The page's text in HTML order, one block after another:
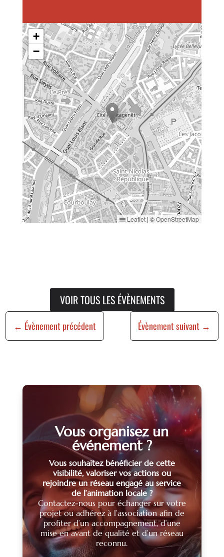
+
−
Leaflet |©OpenStreetMap
VOIR TOUS LES ÉVÈNEMENTS
← Évènement précédent Évènement suivant →
Vous organisez un
événement ?
Vous souhaitez bénéficier de cette
visibilité, valoriser vos actions ou
rejoindre un réseau engagé au service
de l’animation locale ?
Contactez-nous pour échanger sur votre
projet ou adhérez à l’association afin de
profiter d’un accompagnement, d’une
mise en avant de qualité et d’un réseau
reconnu.